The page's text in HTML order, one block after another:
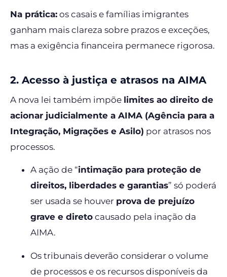
Na prática: os casais e famílias imigrantes
ganham mais clareza sobre prazos e exceções,
mas a exigência financeira permanece rigorosa.
2. Acesso à justiça e atrasos na AIMA
A nova lei também impõe limites ao direito de
acionar judicialmente a AIMA (Agência para a
Integração, Migrações e Asilo) por atrasos nos
processos.
A ação de “intimação para proteção de
direitos, liberdades e garantias” só poderá
ser usada se houver prova de prejuízo
grave e direto causado pela inação da
AIMA.
Os tribunais deverão considerar o volume
de processos e os recursos disponíveis da